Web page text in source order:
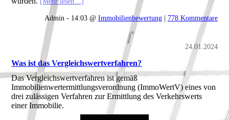
Admin - 14:03 @ Immobilienbewertung| 778 Kommentare
24.01.2024
Was ist das Vergleichswertverfahren?
Das Vergleichswertverfahren ist gemäß
Immobilienwertermittlungsverordnung (ImmoWertV) eines von
drei zulässigen Verfahren zur Ermittlung des Verkehrswerts
einer Immobilie.